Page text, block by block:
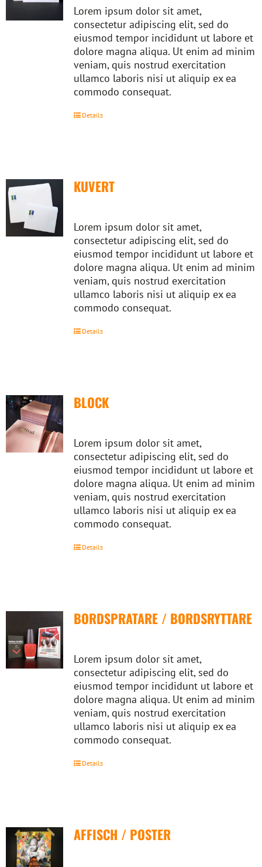
Lorem ipsum dolor sit amet,
consectetur adipiscing elit, sed do
eiusmod tempor incididunt ut labore et
dolore magna aliqua. Ut enim ad minim
veniam, quis nostrud exercitation
ullamco laboris nisi ut aliquip ex ea
commodo consequat.
Details
KUVERT
Lorem ipsum dolor sit amet,
consectetur adipiscing elit, sed do
eiusmod tempor incididunt ut labore et
dolore magna aliqua. Ut enim ad minim
veniam, quis nostrud exercitation
ullamco laboris nisi ut aliquip ex ea
commodo consequat.
Details
BLOCK
Lorem ipsum dolor sit amet,
consectetur adipiscing elit, sed do
eiusmod tempor incididunt ut labore et
dolore magna aliqua. Ut enim ad minim
veniam, quis nostrud exercitation
ullamco laboris nisi ut aliquip ex ea
commodo consequat.
Details
BORDSPRATARE / BORDSRYTTARE
Lorem ipsum dolor sit amet,
consectetur adipiscing elit, sed do
eiusmod tempor incididunt ut labore et
dolore magna aliqua. Ut enim ad minim
veniam, quis nostrud exercitation
ullamco laboris nisi ut aliquip ex ea
commodo consequat.
Details
AFFISCH / POSTER